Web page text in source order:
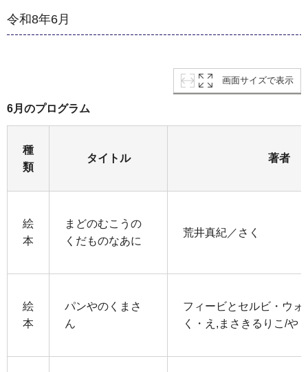
令和8年6月
画面サイズで表示
6月のプログラム
種
類
タイトル 著者
絵
本
まどのむこうの
くだものなあに
荒井真紀／さく
絵
本
パンやのくまさ
ん
フィービとセルビ・ウォ
く・え,まさきるりこ/や